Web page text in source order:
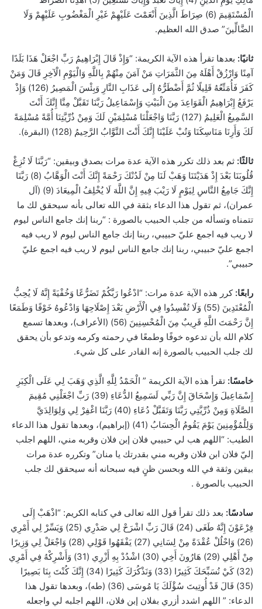
الْمُسْتَقِيمَ (6) صِرَاطَ الَّذِينَ أَنْعَمْتَ عَلَيْهِمْ غَيْرِ الْمَغْضُوبِ عَلَيْهِمْ وَلَا
الضَّالِّينَ” صدق الله العظيم.
ثانيًا: بعدها تقرأ هذه الآية الكريمة: “وَإِذْ قَالَ إِبْرَاهِيمُ رَبِّ اجْعَلْ هَذَا بَلَدًا
آمِنًا وَارْزُقْ أَهْلَهُ مِنَ الثَّمَرَاتِ مَنْ آمَنَ مِنْهُمْ بِاللَّهِ وَالْيَوْمِ الْآخِرِ قَالَ وَمَنْ
كَفَرَ فَأُمَتِّعُهُ قَلِيلًا ثُمَّ أَضْطَرُّهُ إِلَى عَذَابِ النَّارِ وَبِئْسَ الْمَصِيرُ (126) وَإِذْ
يَرْفَعُ إِبْرَاهِيمُ الْقَوَاعِدَ مِنَ الْبَيْتِ وَإِسْمَاعِيلُ رَبَّنَا تَقَبَّلْ مِنَّا إِنَّكَ أَنْتَ
السَّمِيعُ الْعَلِيمُ (127) رَبَّنَا وَاجْعَلْنَا مُسْلِمَيْنِ لَكَ وَمِنْ ذُرِّيَّتِنَا أُمَّةً مُسْلِمَةً
لَكَ وَأَرِنَا مَنَاسِكَنَا وَتُبْ عَلَيْنَا إِنَّكَ أَنْتَ التَّوَّابُ الرَّحِيمُ (128) (البقرة).
ثالثًا: ثم بعد ذلك تكرر هذه الآية عدة مرات بصدق وبيقين: “رَبَّنَا لَا تُزِغْ
قُلُوبَنَا بَعْدَ إِذْ هَدَيْتَنَا وَهَبْ لَنَا مِنْ لَدُنْكَ رَحْمَةً إِنَّكَ أَنْتَ الْوَهَّابُ (8) رَبَّنَا
إِنَّكَ جَامِعُ النَّاسِ لِيَوْمٍ لَا رَيْبَ فِيهِ إِنَّ اللَّهَ لَا يُخْلِفُ الْمِيعَادَ (9) (آل
عمران)، ثم تقول هذا الدعاء بثقة في الله تعالى بأنه سيحقق لك ما
تتمناه وتسأله من جلب الحبيب بالصورة : “ربنا إنك جامع الناس ليوم
لا ريب فيه اجمع عليّ حبيبي، ربنا إنك جامع الناس ليوم لا ريب فيه
اجمع عليّ حبيبي، ربنا إنك جامع الناس ليوم لا ريب فيه اجمع عليّ
حبيبي”.
رابعًا: كرر هذه الآية عدة مرات: “ادْعُوا رَبَّكُمْ تَضَرُّعًا وَخُفْيَةً إِنَّهُ لَا يُحِبُّ
الْمُعْتَدِينَ (55) وَلَا تُفْسِدُوا فِي الْأَرْضِ بَعْدَ إِصْلَاحِهَا وَادْعُوهُ خَوْفًا وَطَمَعًا
إِنَّ رَحْمَتَ اللَّهِ قَرِيبٌ مِنَ الْمُحْسِنِينَ (56) (الأعراف)، وبعدها تسمع
كلام الله بأن تدعوه خوفًا وطمعًا في رحمته وكرمه وتدعو بأن يحقق
لك جلب الحبيب بالصورة إنه القادر على كل شيء.
خامسًا: تقرأ هذه الآية الكريمة ” الْحَمْدُ لِلَّهِ الَّذِي وَهَبَ لِي عَلَى الْكِبَرِ
إِسْمَاعِيلَ وَإِسْحَاقَ إِنَّ رَبِّي لَسَمِيعُ الدُّعَاءِ (39) رَبِّ اجْعَلْنِي مُقِيمَ
الصَّلَاةِ وَمِنْ ذُرِّيَّتِي رَبَّنَا وَتَقَبَّلْ دُعَاءِ (40) رَبَّنَا اغْفِرْ لِي وَلِوَالِدَيَّ
وَلِلْمُؤْمِنِينَ يَوْمَ يَقُومُ الْحِسَابُ (41) (إبراهيم)، وبعدها تقول هذا الدعاء
الطيب: “اللهم هب لي حبيبي فلان إبن فلان وقربه مني، اللهم اجلب
إليّ فلان ابن فلان وقربه مني بقدرتك يا منان” وتكرره عدة مرات
بيقين وثقة في الله وبحسن ظنٍ فيه سبحانه أنه سيحقق لك جلب
الحبيب بالصورة .
سادسًا: بعد ذلك تقرأ قول الله تعالى في كتابه الكريم: “اذْهَبْ إِلَى
فِرْعَوْنَ إِنَّهُ طَغَى (24) قَالَ رَبِّ اشْرَحْ لِي صَدْرِي (25) وَيَسِّرْ لِي أَمْرِي
(26) وَاحْلُلْ عُقْدَةً مِنْ لِسَانِي (27) يَفْقَهُوا قَوْلِي (28) وَاجْعَلْ لِي وَزِيرًا
مِنْ أَهْلِي (29) هَارُونَ أَخِي (30) اشْدُدْ بِهِ أَزْرِي (31) وَأَشْرِكْهُ فِي أَمْرِي
(32) كَيْ نُسَبِّحَكَ كَثِيرًا (33) وَنَذْكُرَكَ كَثِيرًا (34) إِنَّكَ كُنْتَ بِنَا بَصِيرًا
(35) قَالَ قَدْ أُوتِيتَ سُؤْلَكَ يَا مُوسَى (36) (طه)، وبعدها تقول هذا
الدعاء: ” اللهم اشدد أزري بفلان إبن فلان، اللهم اجلبه لي واجعله